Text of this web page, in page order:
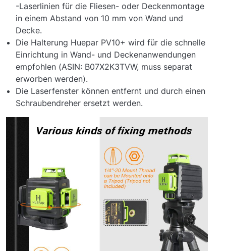
-Laserlinien für die Fliesen- oder Deckenmontage
in einem Abstand von 10 mm von Wand und
Decke.
Die Halterung Huepar PV10+ wird für die schnelle
Einrichtung in Wand- und Deckenanwendungen
empfohlen (ASIN: B07X2K3TVW, muss separat
erworben werden).
Die Laserfenster können entfernt und durch einen
Schraubendreher ersetzt werden.